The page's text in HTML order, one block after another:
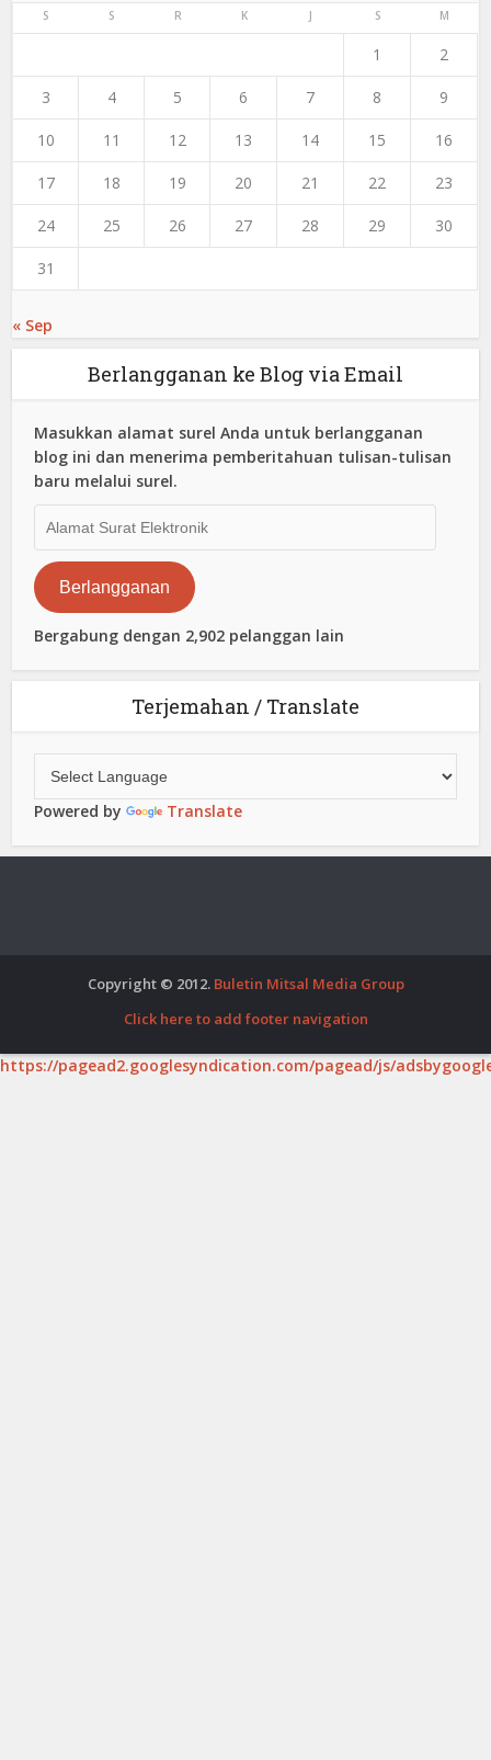
S S R K J S M
1 2
3 4 5 6 7 8 9
10 11 12 13 14 15 16
17 18 19 20 21 22 23
24 25 26 27 28 29 30
31
« Sep
Berlangganan ke Blog via Email
Masukkan alamat surel Anda untuk berlangganan
blog ini dan menerima pemberitahuan tulisan-tulisan
baru melalui surel.
Surat
Elektronik
Berlangganan
Bergabung dengan 2,902 pelanggan lain
Terjemahan / Translate
Powered by Translate
Copyright © 2012. Buletin Mitsal Media Group
Click here to add footer navigation
https://pagead2.googlesyndication.com/pagead/js/